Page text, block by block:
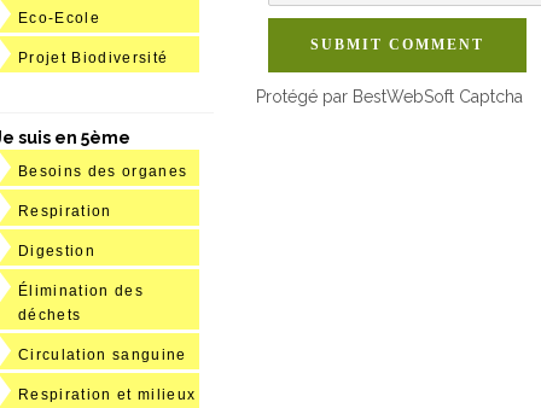
SUBMIT COMMENT
Protégé par BestWebSoft Captcha
Eco-Ecole
Projet Biodiversité
suis en 5ème
Besoins des organes
Respiration
Digestion
Élimination des
déchets
Circulation sanguine
Respiration et milieux